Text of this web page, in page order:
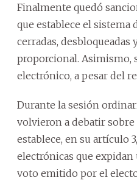
Finalmente quedó
que establece el sistema
cerradas, desbloqueadas
proporcional. Asimismo,
electrónico, a pesar del
Durante la sesión
volvieron a debatir sobre
establece, en su artículo
electrónicas que
voto emitido por el